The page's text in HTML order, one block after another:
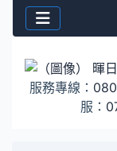
服務專線：
服：